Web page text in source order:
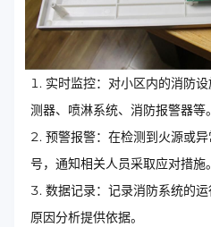
实时监控：对小区内的消防
测器、喷淋系统、消防报警器等。
预警报警：在检测到火源或
号，通知相关人员采取应对措施。
数据记录：记录消防系统的
原因分析提供依据。